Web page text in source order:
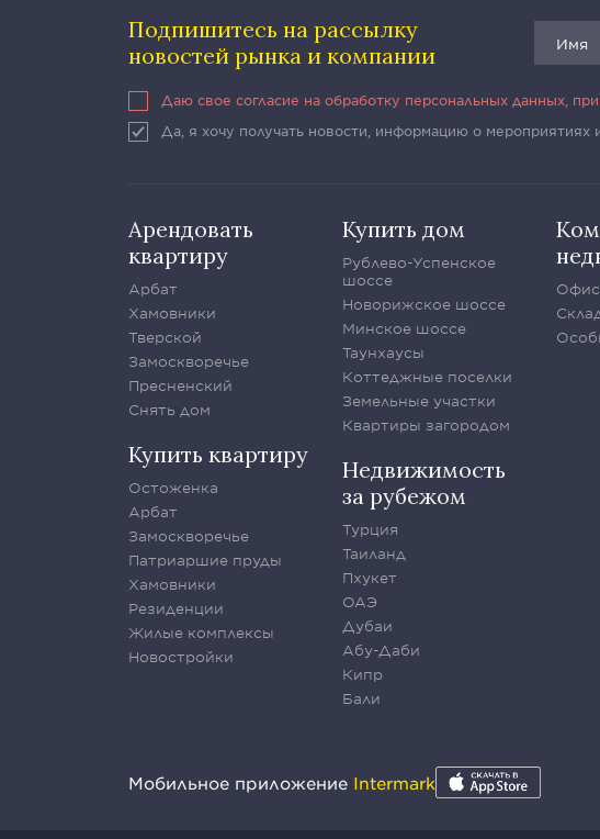
Подпишитесь на рассылку
новостей рынка и компании
Даю свое согласие на обработку персональных данных,
Да, я хочу получать новости, информацию о
Арендовать
квартиру
Арбат
Хамовники
Тверской
Замоскворечье
Пресненский
Снять дом
Купить квартиру
Остоженка
Арбат
Замоскворечье
Патриаршие пруды
Хамовники
Резиденции
Жилые комплексы
Новостройки
Купить дом
Рублево-Успенское
шоссе
Новорижское шоссе
Минское шоссе
Таунхаусы
Коттеджные поселки
Земельные участки
Квартиры загородом
Недвижимость
за рубежом
Турция
Таиланд
Пхукет
ОАЭ
Дубаи
Абу-Даби
Кипр
Бали
Мобильное приложение Intermark